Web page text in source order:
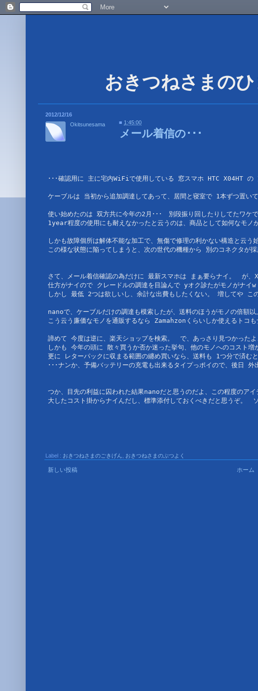
2012/12/16
メール着信の･･･
･･･確認用に 主に宅内WiFiで使用している 窓スマホ HTC X04HT の
ケーブルは 当初から追加調達してあって、居間と寝室で 1本ずつ置い
使い始めたのは 双方共に今年の2月･･･　別段振り回したりしてたワケ
1year程度の使用にも耐えなかったと云うのは、商品として如何なモ
しかも故障個所は解体不能な加工で、無傷で修理の利かない構造と云う
この様な状態に陥ってしまうと、次の世代の機種から 別のコネクタが
さて、メール着信確認の為だけに 最新スマホは まぁ要らナイ。　が
仕方がナイので クレードルの調達を目論んで yオク診たがモノがナイ
しかし 最低 2つは欲しいし、余計な出費もしたくない。 増してや こ
nanoで、ケーブルだけの調達も模索したが、送料のほうがモノの倍額以
こう云う廉価なモノを通販するなら Zamahzonくらいしか使えるトコ
諦めて 今度は逆に、楽天ショップを検索。　で、あっさり見つかった
しかも 今年の頭に 散々買うか否か迷った挙句、他のモノへのコスト
更に レターパックに収まる範囲の纏め買いなら、送料も 1つ分で済
･･･ナンか、予備バッテリーの充電も出来るタイプっポイので、後日 外
つか、目先の利益に囚われた結果nanoだと思うのだよ、この程度のア
大したコスト掛からナイんだし、標準添付しておくべきだと思うぞ。
Okitsunesama ■ 1:45:00
Label : おきつねさまのごきげん おきつねさまのぶつよく
新しい投稿 ホーム